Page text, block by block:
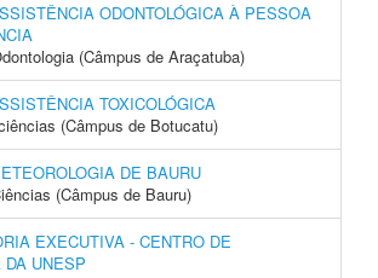
ODONTOLÓGICA À PESSOA
(Câmpus de Araçatuba)
TOXICOLÓGICA
(Câmpus de Botucatu)
DE BAURU
(Câmpus de Bauru)
EXECUTIVA - CENTRO DE
DA UNESP